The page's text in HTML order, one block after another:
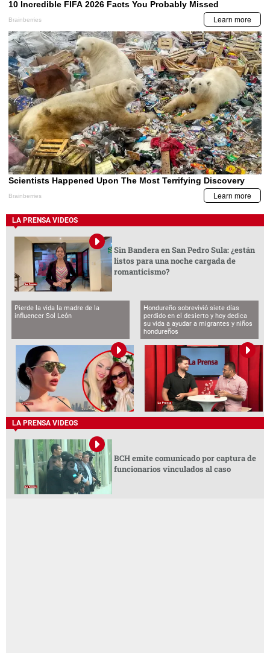
LA PRENSA VIDEOS
Sin Bandera en San Pedro Sula: ¿están
listos para una noche cargada de
romanticismo?
Pierde la vida la madre de la
influencer Sol León
Hondureño sobrevivió siete días
perdido en el desierto y hoy dedica
su vida a ayudar a migrantes y niños
hondureños
LA PRENSA VIDEOS
BCH emite comunicado por captura de
funcionarios vinculados al caso